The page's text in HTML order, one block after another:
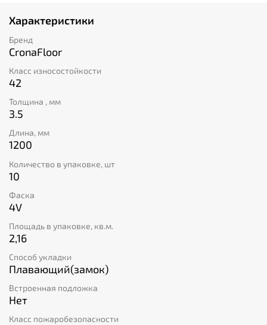
клиник, аэропортов). Устойчив к воде и огню,
обладает шумопоглащающими свойствами и
подходит для теплых полов. Долговечен и
износостоек, сохраняет свой внешний вид в течение
Характеристики
Бренд
CronaFloor
Класс износостойкости
42
Толщина , мм
3.5
Длина, мм
1200
Количество в упаковке, шт
10
Фаска
4V
Площадь в упаковке, кв.м.
2,16
Способ укладки
Плавающий(замок)
Встроенная подложка
Нет
Класс пожаробезопасности